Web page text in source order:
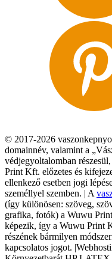
© 2017-2026
domainnév, valamint a
védjegyoltalomban
Print Kft. előzetes és
ellenkező esetben jogi
személlyel szemben. | A
(így különösen: szöveg,
grafika, fotók) a Wuwu
képezik, így a Wuwu Print
részének bármilyen
kapcsolatos jogot.